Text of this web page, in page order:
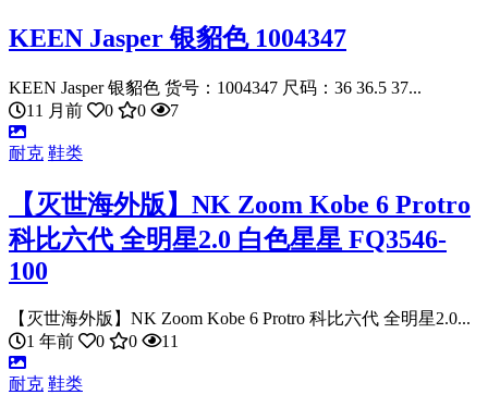
KEEN Jasper 银貂色 1004347
KEEN Jasper 银貂色 货号：1004347 尺码：36 36.5 37...
11 月前
0 0 7
耐克 鞋类
【灭世海外版】NK Zoom Kobe 6 Protro
科比六代 全明星2.0 白色星星 FQ3546-
100
【灭世海外版】NK Zoom Kobe 6 Protro 科比六代 全明星2.0...
1 年前
0 0 11
耐克 鞋类